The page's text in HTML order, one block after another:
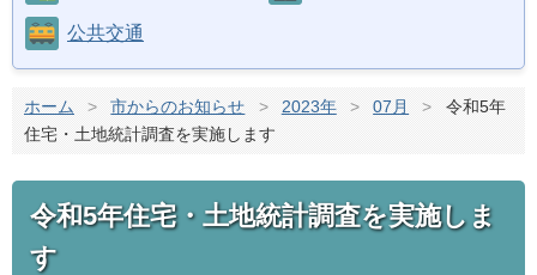
公共交通
ホーム > 市からのお知らせ > 2023年 > 07月 >
令和5年
住宅・土地統計調査を実施します
令和5年住宅・土地統計調査を実施しま
す